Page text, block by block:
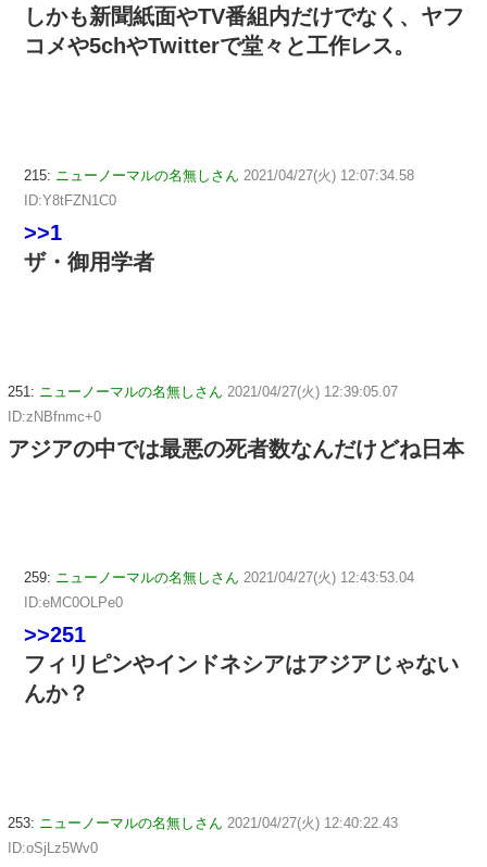
しかも新聞紙面やTV番組内だけでなく、ヤフ
コメや5chやTwitterで堂々と工作レス。
215: ニューノーマルの名無しさん 2021/04/27(火) 12:07:34.58
ID:Y8tFZN1C0
>>1
ザ・御用学者
251: ニューノーマルの名無しさん 2021/04/27(火) 12:39:05.07
ID:zNBfnmc+0
アジアの中では最悪の死者数なんだけどね日本
259: ニューノーマルの名無しさん 2021/04/27(火) 12:43:53.04
ID:eMC0OLPe0
>>251
フィリピンやインドネシアはアジアじゃない
んか？
253: ニューノーマルの名無しさん 2021/04/27(火) 12:40:22.43
ID:oSjLz5Wv0